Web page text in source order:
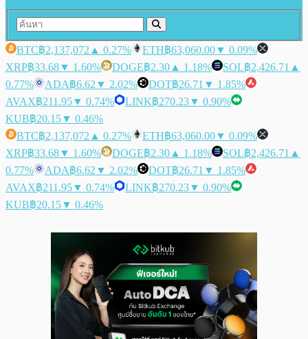
BTC฿2,137,072 ▲ 0.27% ETH฿63,060.00▼ 0.09%
XRP฿33.68▼ 1.60% DOGE฿2.30 ▲ 1.18% SOL฿2,426.71 ▲
0.77%
ADA฿6.62 ▼ 2.02% DOT฿26.71 ▼ 1.85%
AVAX฿211.95▼ 0.74% LINK฿270.23▼ 0.90%
KUB฿20.15▼ 0.46%
BTC฿2,137,072 ▲ 0.27% ETH฿63,060.00▼ 0.09%
XRP฿33.68▼ 1.60% DOGE฿2.30 ▲ 1.18% SOL฿2,426.71 ▲
0.77%
ADA฿6.62 ▼ 2.02% DOT฿26.71 ▼ 1.85%
AVAX฿211.95▼ 0.74% LINK฿270.23▼ 0.90%
KUB฿20.15▼ 0.46%